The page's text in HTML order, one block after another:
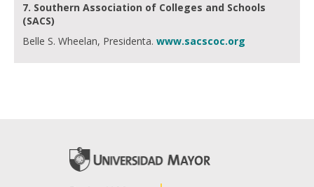
7. Southern Association of Colleges and Schools
(SACS)
Belle S. Wheelan, Presidenta. www.sacscoc.org